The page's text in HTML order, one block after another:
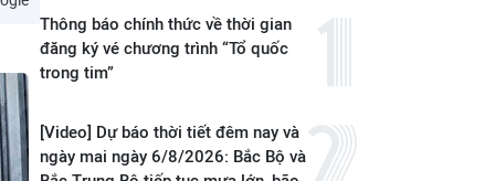
Thông báo chính thức về thời gian
đăng ký vé chương trình “Tổ quốc
trong tim”
[Video] Dự báo thời tiết đêm nay và
ngày mai ngày 6/8/2026: Bắc Bộ và